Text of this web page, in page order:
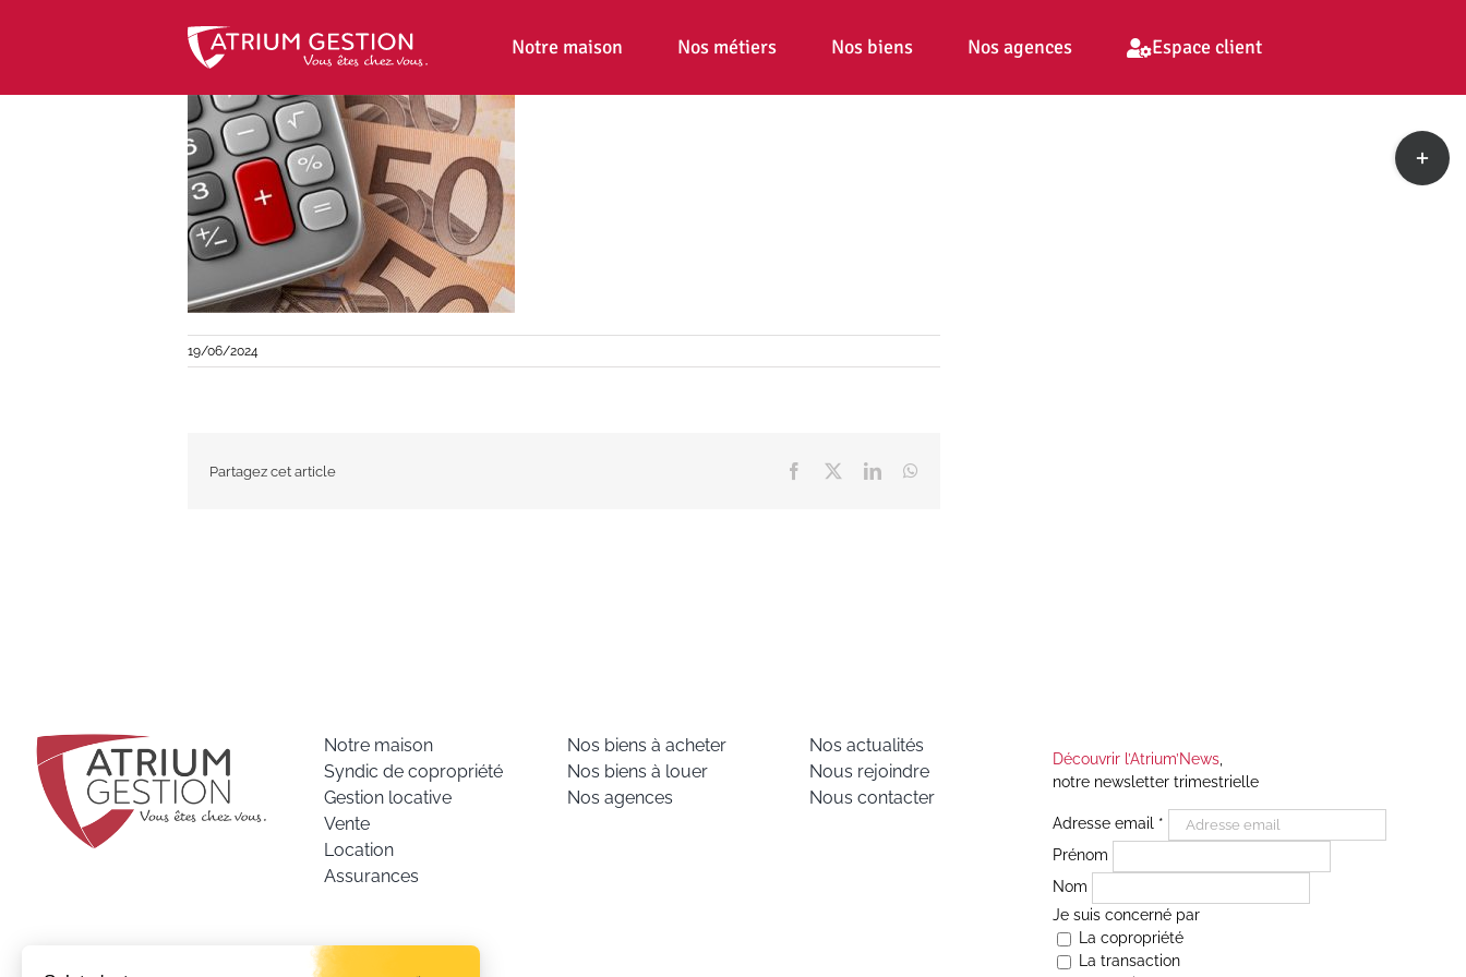
Notre maison Nos métiers Nos biens Nos agences Espace client
19/06/2024
Partagez cet article Facebook LinkedIn
Notre maison
Syndic de copropriété
Gestion locative
Vente
Location
Assurances
Nos biens à acheter
Nos biens à louer
Nos agences
Nos actualités
Nous rejoindre
Nous contacter
Découvrir l’Atrium’News,
notre newsletter trimestrielle
Adresse email *
Prénom
Nom
Je suis concerné par
La copropriété
La transaction
Toggle
Sliding
Bar